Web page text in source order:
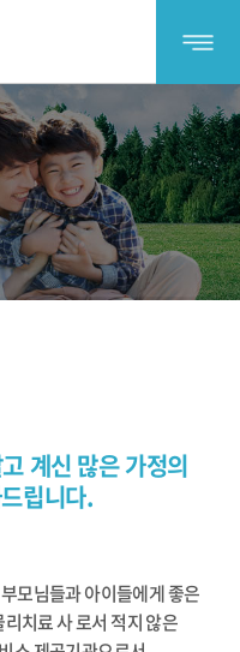
계신 많은가정의
립니다.
모님들과 아이들에게 좋은
치료 사 로서 적지 않은